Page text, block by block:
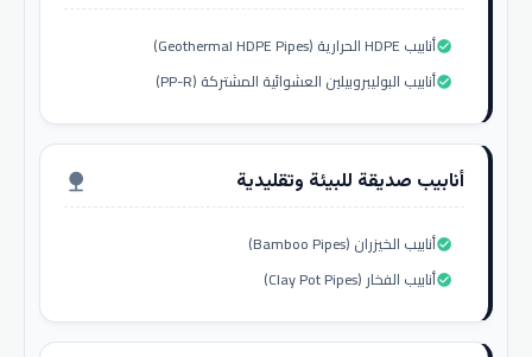
أنابيب HDPE الحرارية (Geothermal HDPE Pipes)check_circle
أنابيب البوليبروبيلين العشوائية المشتركة (PP-R)check_circle
أنابيب صديقة للبيئة وتقليدية nature
أنابيب الخيزران (Bamboo Pipes)check_circle
أنابيب الفخار (Clay Pot Pipes)check_circle